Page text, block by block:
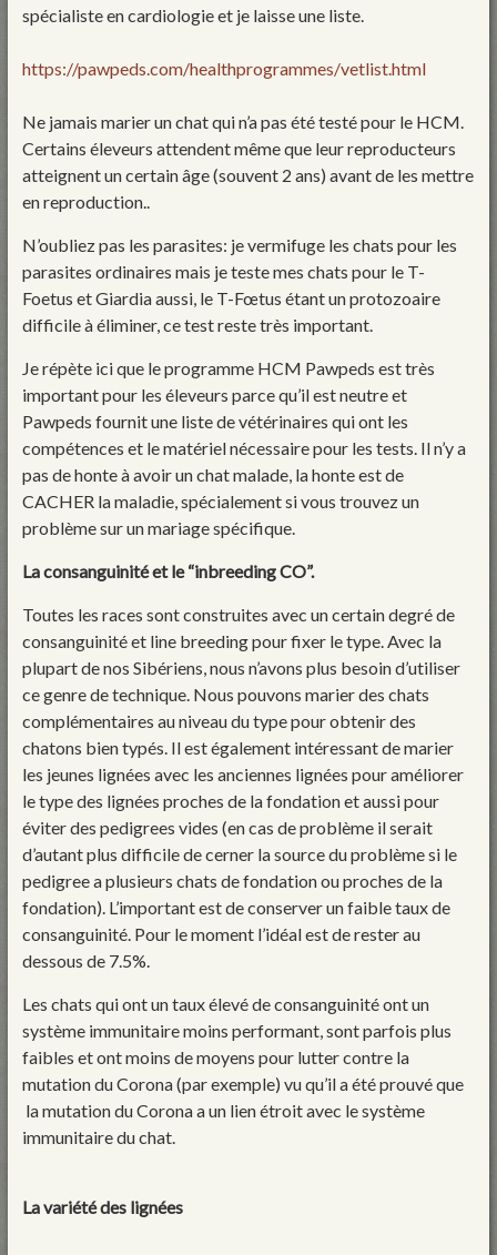
spécialiste en cardiologie et je laisse une liste.
https://pawpeds.com/healthprogrammes/vetlist.html
Ne jamais marier un chat qui n’a pas été testé pour le HCM.
Certains éleveurs attendent même que leur reproducteurs
atteignent un certain âge (souvent 2 ans) avant de les mettre
en reproduction..
N’oubliez pas les parasites: je vermifuge les chats pour les
parasites ordinaires mais je teste mes chats pour le T-
Foetus et Giardia aussi, le T-Fœtus étant un protozoaire
difficile à éliminer, ce test reste très important.
Je répète ici que le programme HCM Pawpeds est très
important pour les éleveurs parce qu’il est neutre et
Pawpeds fournit une liste de vétérinaires qui ont les
compétences et le matériel nécessaire pour les tests. Il n’y a
pas de honte à avoir un chat malade, la honte est de
CACHER la maladie, spécialement si vous trouvez un
problème sur un mariage spécifique.
La consanguinité et le “inbreeding CO”.
Toutes les races sont construites avec un certain degré de
consanguinité et line breeding pour fixer le type. Avec la
plupart de nos Sibériens, nous n’avons plus besoin d’utiliser
ce genre de technique. Nous pouvons marier des chats
complémentaires au niveau du type pour obtenir des
chatons bien typés. Il est également intéressant de marier
les jeunes lignées avec les anciennes lignées pour améliorer
le type des lignées proches de la fondation et aussi pour
éviter des pedigrees vides (en cas de problème il serait
d’autant plus difficile de cerner la source du problème si le
pedigree a plusieurs chats de fondation ou proches de la
fondation). L’important est de conserver un faible taux de
consanguinité. Pour le moment l’idéal est de rester au
dessous de 7.5%.
Les chats qui ont un taux élevé de consanguinité ont un
système immunitaire moins performant, sont parfois plus
faibles et ont moins de moyens pour lutter contre la
mutation du Corona (par exemple) vu qu’il a été prouvé que
la mutation du Corona a un lien étroit avec le système
immunitaire du chat.
La variété des lignées